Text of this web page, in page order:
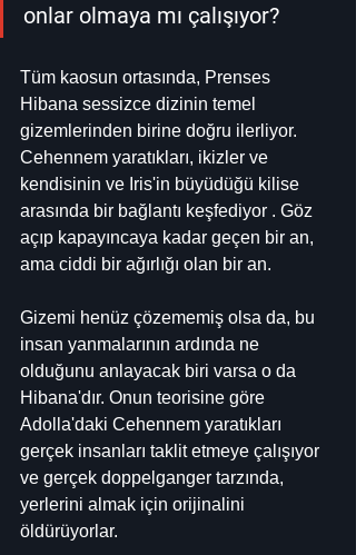
onlar olmaya mı çalışıyor?
Tüm kaosun ortasında, Prenses
Hibana sessizce dizinin temel
gizemlerinden birine doğru ilerliyor.
Cehennem yaratıkları, ikizler ve
kendisinin ve Iris'in büyüdüğü kilise
arasında bir bağlantı keşfediyor . Göz
açıp kapayıncaya kadar geçen bir an,
ama ciddi bir ağırlığı olan bir an.
Gizemi henüz çözememiş olsa da, bu
insan yanmalarının ardında ne
olduğunu anlayacak biri varsa o da
Hibana'dır. Onun teorisine göre
Adolla'daki Cehennem yaratıkları
gerçek insanları taklit etmeye çalışıyor
ve gerçek doppelganger tarzında,
yerlerini almak için orijinalini
öldürüyorlar.